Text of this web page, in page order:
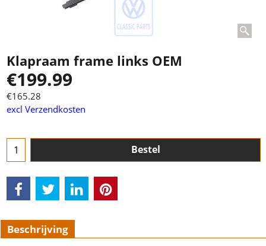
Klapraam frame links OEM
€199.99
€165.28
excl Verzendkosten
Bestel
Beschrijving